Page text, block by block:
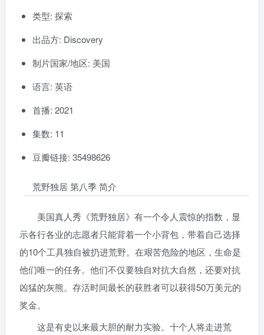
类型: 探索
出品方: Discovery
制片国家/地区: 美国
语言: 英语
首播: 2021
集数: 11
豆瓣链接: 35498626
荒野独居 第八季 简介
美国真人秀《荒野独居》有一个令人震惊的指数，显
示各行各业的志愿者只能背着一个小背包，带着自己选择
的10个工具独自被扔进荒野。在艰苦危险的地区，生命是
他们唯一的任务。他们不仅要独自对抗大自然，还要对抗
凶猛的灰熊。存活时间最长的获胜者可以获得50万美元的
奖金。
这是有史以来最大胆的耐力实验。十个人将走进荒